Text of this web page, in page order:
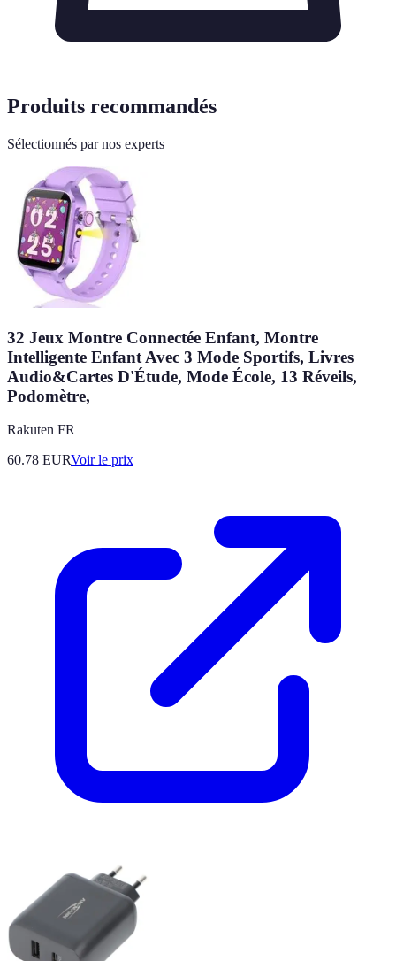
Produits recommandés
Sélectionnés par nos experts
32 Jeux Montre Connectée Enfant, Montre
Intelligente Enfant Avec 3 Mode Sportifs, Livres
Audio&Cartes D'Étude, Mode École, 13 Réveils,
Podomètre,
Rakuten FR
60.78 EURVoir le prix